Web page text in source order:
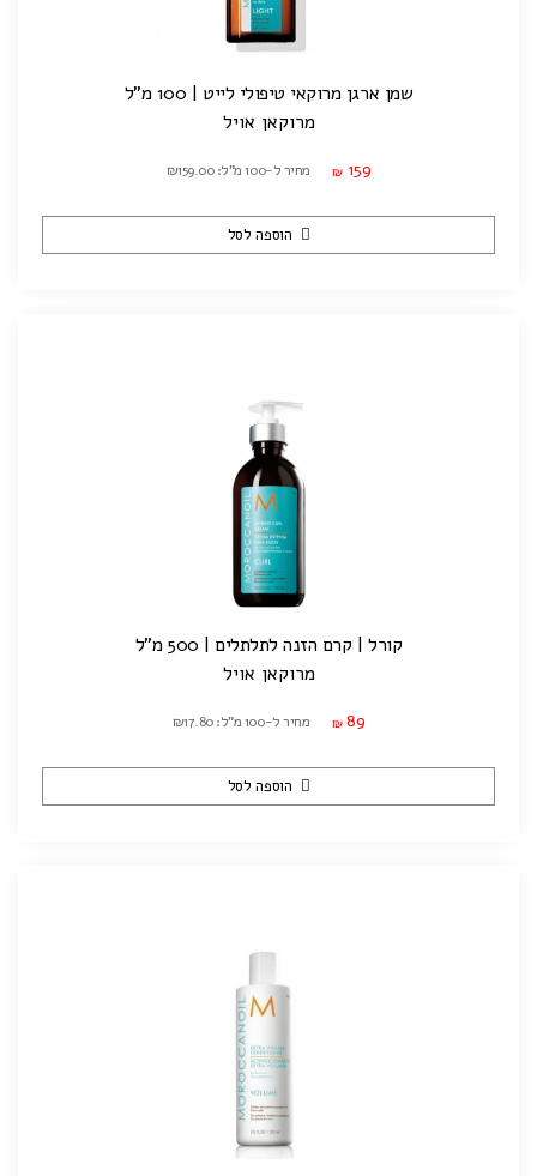
שמן ארגן מרוקאי טיפולי לייט | 100 מ"ל
מרוקאן אויל
₪ 159 מחיר ל-100 מ"ל: ₪159.00
הוספה לסל
קורל | קרם הזנה לתלתלים | 500 מ"ל
מרוקאן אויל
₪ 89 מחיר ל-100 מ"ל: ₪17.80
הוספה לסל